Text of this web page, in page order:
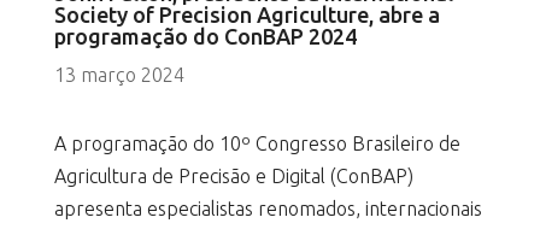
Society of Precision Agriculture, abre a
programação do ConBAP 2024
13 março 2024
A programação do 10º Congresso Brasileiro de
Agricultura de Precisão e Digital (ConBAP)
apresenta especialistas renomados, internacionais